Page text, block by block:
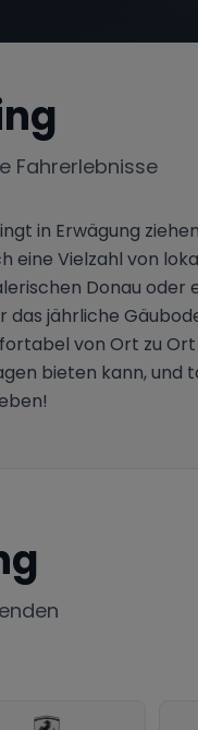
Fahrerlebnisse
in Erwägung
Vielzahl von
Donau oder
das jährliche
von Ort zu
bieten kann, und